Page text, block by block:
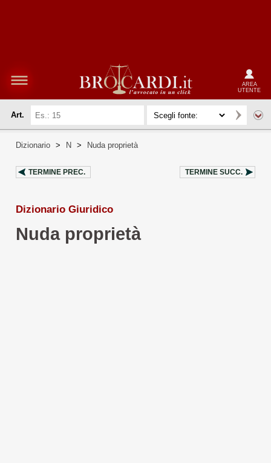
AREA
UTENTE
Art.
Dizionario > N > Nuda proprietà
TERMINE PREC. TERMINE SUCC.
Dizionario Giuridico
Nuda proprietà